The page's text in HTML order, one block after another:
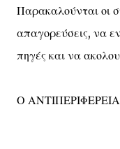
Παρακαλούνται οι
απαγορεύσεις, να
πηγές και να
Ο